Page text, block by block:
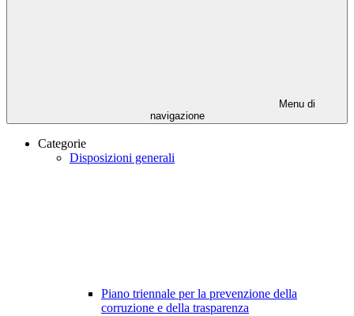
Menu di
navigazione
Categorie
Disposizioni generali
Piano triennale per la prevenzione della
corruzione e della trasparenza